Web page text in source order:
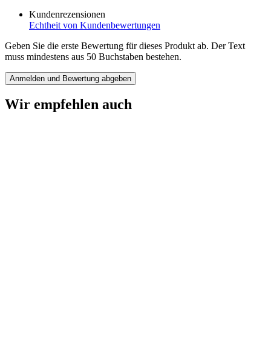
Kundenrezensionen
Echtheit von Kundenbewertungen
Geben Sie die erste Bewertung für dieses Produkt ab. Der Text
muss mindestens aus 50 Buchstaben bestehen.
Anmelden und Bewertung abgeben
Wir empfehlen auch